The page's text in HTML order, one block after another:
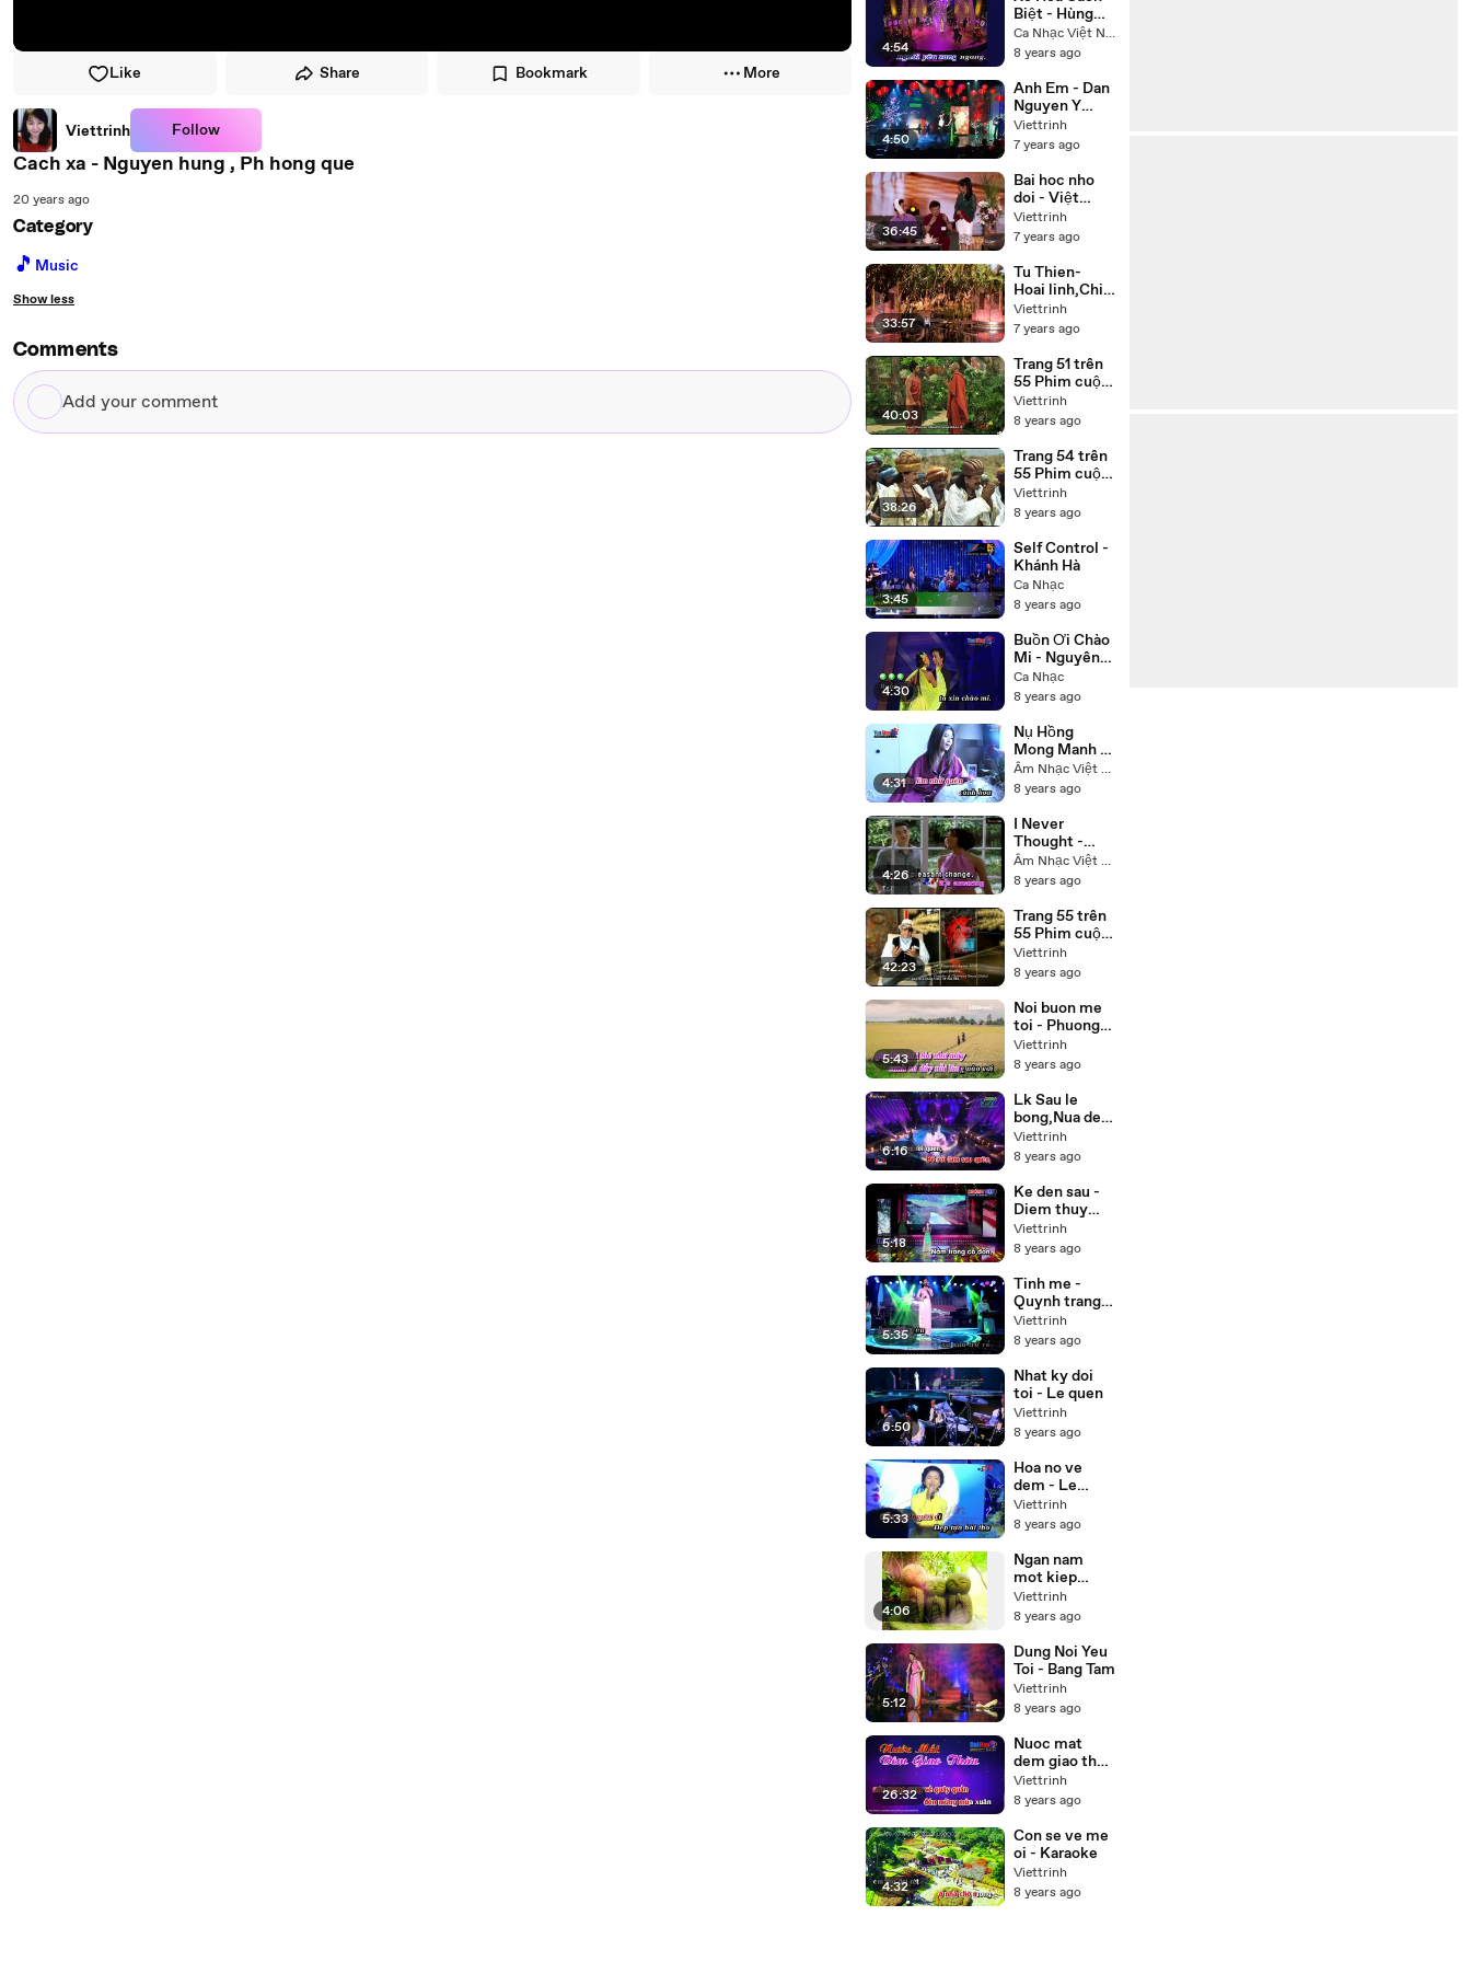
Like Share Bookmark More
Viettrinh Follow
Cach xa - Nguyen hung , Ph hong que
20 years ago
Category
🎵 Music
Show less
Comments
Add
your
4:54
Biệt - Hùng
Linh Hoàng
Lan
Ca Nhạc Việt Nam
8 years ago
4:50
Anh Em - Dan
Nguyen Y
Phung
Viettrinh
7 years ago
36:45
Bai hoc nho
doi - Việt
Hương, Chí
Tài, Thúy Nga,
Viettrinh
7 years ago
33:57
Tu Thien-
Hoai linh,Chi
tai,Trung
Dan,Thuy
Viettrinh
7 years ago
40:03
Trang 51 trên
55 Phim cuộc
đời Đức Phật
Thích Ca
bộ 55 tập lồng
tiếng
Viettrinh
8 years ago
38:26
Trang 54 trên
55 Phim cuộc
đời Đức Phật
Thích Ca
bộ 55 tập lồng
tiếng
Viettrinh
8 years ago
3:45
Self Control -
Khánh Hà
Ca Nhạc
8 years ago
4:30
Buồn Ơi Chào
Mi - Nguyên
Hưng
Ca Nhạc
8 years ago
4:31
Nụ Hồng
Mong Manh -
Tú Quyên
Âm Nhạc Việt Nam
8 years ago
4:26
I Never
Thought -
Nhạc Ngoại -
Trish Thùy
Âm Nhạc Việt Nam
8 years ago
42:23
Trang 55 trên
55 Phim cuộc
đời Đức Phật
Thích Ca
tiếng 55 tập
trọn bộ
Viettrinh
8 years ago
5:43
Noi buon me
toi - Phuong
my chi,Thuy
duong Beat
Viettrinh
8 years ago
6:16
Lk Sau le
bong,Nua dem
ngoai pho -
Cong
nhan Karaoke
Viettrinh
8 years ago
5:18
Ke den sau -
Diem thuy
Karaoke
Viettrinh
8 years ago
5:35
Tinh me -
Quynh trang (
Karaoke Beat
)
Viettrinh
8 years ago
6:50
Nhat ky doi
toi - Le quen
Viettrinh
8 years ago
5:33
Hoa no ve
dem - Le
quyen
Karaoke
Viettrinh
8 years ago
4:06
Ngan nam
mot kiep
nguoi
Viettrinh
8 years ago
5:12
Dung Noi Yeu
Toi - Bang Tam
Viettrinh
8 years ago
26:32
Nuoc mat
dem giao thua
- Karaoke
Viettrinh
8 years ago
4:32
Con se ve me
oi - Karaoke
Viettrinh
8 years ago